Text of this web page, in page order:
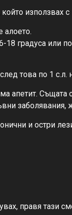
използвах с
алоето.
градуса или
това по 1
апетит. Същата
и остри
правя тази